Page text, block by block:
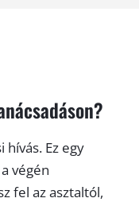
Ez egy
végén
fel az asztaltól,